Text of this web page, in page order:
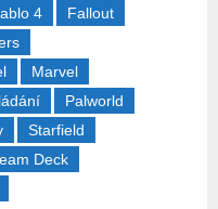
4
Fallout
Marvel
Palworld
Starfield
Deck